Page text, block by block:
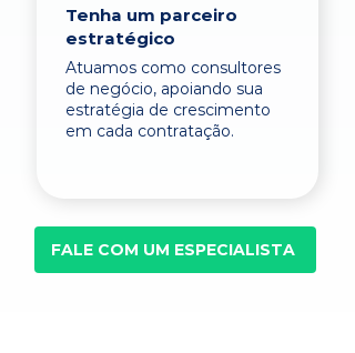
Tenha um parceiro
estratégico
Atuamos como consultores
de negócio, apoiando sua
estratégia de crescimento
em cada contratação.
FALE COM UM ESPECIALISTA